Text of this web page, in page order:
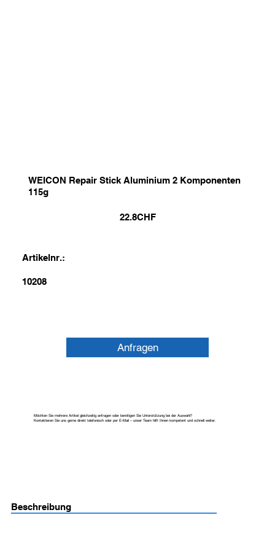
WEICON Repair Stick Aluminium 2 Komponenten
115g
22.8CHF
Artikelnr.:
10208
Anfragen
Möchten Sie mehrere Artikel gleichzeitig anfragen oder benötigen Sie Unterstützung bei der Auswahl?
Kontaktieren Sie uns gerne direkt telefonisch oder per E-Mail – unser Team hilft Ihnen kompetent und schnell weiter.
Beschreibung